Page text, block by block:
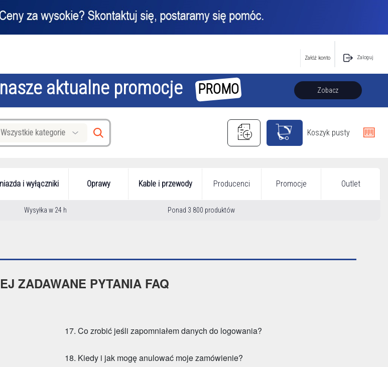
Załóż konto Zaloguj
aktualne promocje PROMO Zobacz
Wszystkie kategorie
Search
Koszyk pusty
i wyłączniki Oprawy Kable i przewody Producenci Promocje Outlet
Wysyłka w 24 h Ponad 3 800 produktów
ZADAWANE PYTANIA FAQ
17. Co zrobić jeśli zapomniałem danych do logowania?
18. Kiedy i jak mogę anulować moje zamówienie?